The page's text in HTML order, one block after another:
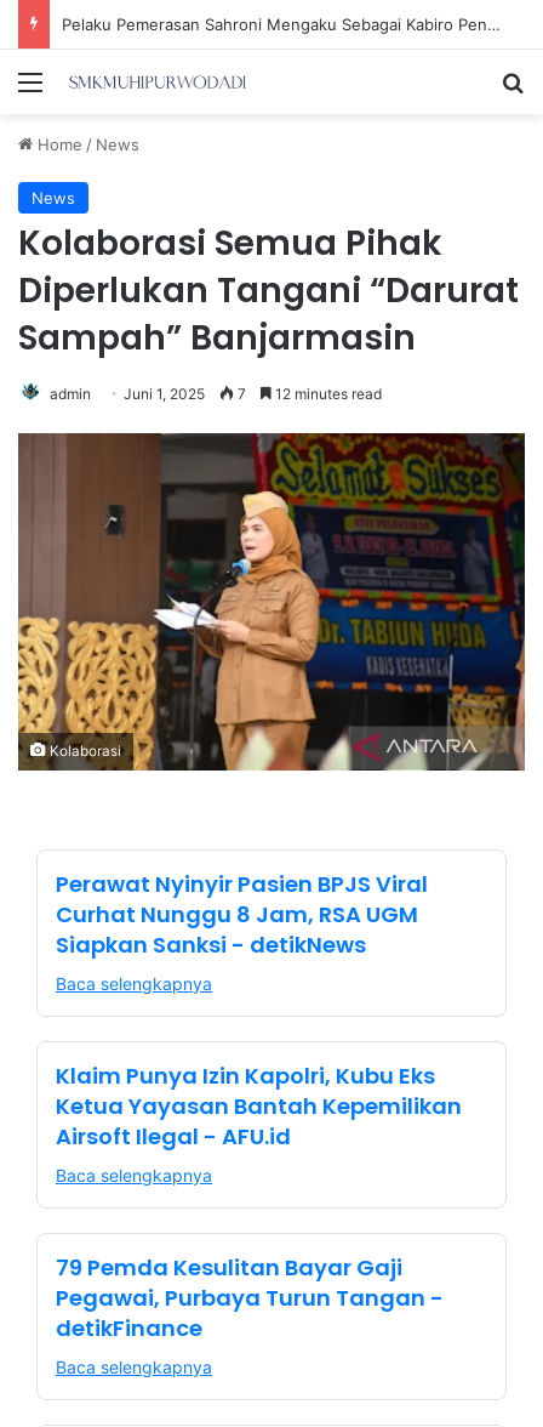
Pelaku Pemerasan Sahroni Mengaku Sebagai Kabiro Penindakan KPK
Menu
Home / News
News
Kolaborasi Semua Pihak
Diperlukan Tangani “Darurat
Sampah” Banjarmasin
admin Juni 1, 2025 7 12 minutes read
Kolaborasi
Perawat Nyinyir Pasien BPJS Viral
Curhat Nunggu 8 Jam, RSA UGM
Siapkan Sanksi - detikNews
Baca selengkapnya
Klaim Punya Izin Kapolri, Kubu Eks
Ketua Yayasan Bantah Kepemilikan
Airsoft Ilegal - AFU.id
Baca selengkapnya
79 Pemda Kesulitan Bayar Gaji
Pegawai, Purbaya Turun Tangan -
detikFinance
Baca selengkapnya